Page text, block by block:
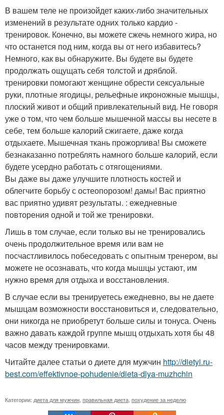
В вашем теле не произойдет каких-либо значительных
изменений в результате одних только кардио -
тренировок. Конечно, вы можете сжечь немного жира, но
что останется под ним, когда вы от него избавитесь?
Немного, как вы обнаружите. Вы будете вы будете
продолжать ощущать себя толстой и дряблой.
тренировки помогают женщине обрести сексуальные
руки, плотные ягодицы, рельефные икроножные мышцы,
плоский живот и общий привлекательный вид. Не говоря
уже о том, что чем больше мышечной массы вы несете в
себе, тем больше калорий сжигаете, даже когда
отдыхаете. Мышечная ткань прожорлива! Вы сможете
безнаказанно потреблять намного больше калорий, если
будете усердно работать с отягощениями.
Вы даже вы даже улучшите плотность костей и
облегчите борьбу с остеопорозом! дамы! Вас приятно
вас приятно удивят результаты. : ежедневные
повторения одной и той же тренировки.
Лишь в том случае, если только вы не тренировались
очень продолжительное время или вам не
посчастливилось побеседовать с опытным тренером, вы
можете не осознавать, что когда мышцы устают, им
нужно время для отдыха и восстановления.
В случае если вы тренируетесь ежедневно, вы не даете
мышцам возможности восстановиться и, следовательно,
они никогда не приобретут больше силы и тонуса. Очень
важно давать каждой группе мышц отдыхать хотя бы 48
часов между тренировками.
Читайте далее статьи о диете для мужчин http://dietyi.ru-
best.com/effektivnoe-pohudenie/dieta-dlya-muzhchin
Категории: диета для мужчин, правильная диета, похудение за неделю